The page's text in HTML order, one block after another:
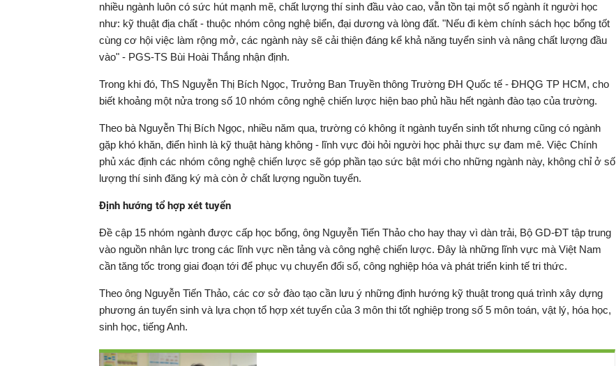
nhiều ngành luôn có sức hút mạnh mẽ, chất lượng thí sinh đầu vào cao, vẫn tồn tại một số ngành ít người học
như: kỹ thuật địa chất - thuộc nhóm công nghệ biển, đại dương và lòng đất. "Nếu đi kèm chính sách học bổng tốt
cùng cơ hội việc làm rộng mở, các ngành này sẽ cải thiện đáng kể khả năng tuyển sinh và nâng chất lượng đầu
vào" - PGS-TS Bùi Hoài Thắng nhận định.
Trong khi đó, ThS Nguyễn Thị Bích Ngọc, Trưởng Ban Truyền thông Trường ĐH Quốc tế - ĐHQG TP HCM, cho
biết khoảng một nửa trong số 10 nhóm công nghệ chiến lược hiện bao phủ hầu hết ngành đào tạo của trường.
Theo bà Nguyễn Thị Bích Ngọc, nhiều năm qua, trường có không ít ngành tuyển sinh tốt nhưng cũng có ngành
gặp khó khăn, điển hình là kỹ thuật hàng không - lĩnh vực đòi hỏi người học phải thực sự đam mê. Việc Chính
phủ xác định các nhóm công nghệ chiến lược sẽ góp phần tạo sức bật mới cho những ngành này, không chỉ ở số
lượng thí sinh đăng ký mà còn ở chất lượng nguồn tuyển.
Định hướng tổ hợp xét tuyển
Đề cập 15 nhóm ngành được cấp học bổng, ông Nguyễn Tiến Thảo cho hay thay vì dàn trải, Bộ GD-ĐT tập trung
vào nguồn nhân lực trong các lĩnh vực nền tảng và công nghệ chiến lược. Đây là những lĩnh vực mà Việt Nam
cần tăng tốc trong giai đoạn tới để phục vụ chuyển đổi số, công nghiệp hóa và phát triển kinh tế tri thức.
Theo ông Nguyễn Tiến Thảo, các cơ sở đào tạo cần lưu ý những định hướng kỹ thuật trong quá trình xây dựng
phương án tuyển sinh và lựa chọn tổ hợp xét tuyển của 3 môn thi tốt nghiệp trong số 5 môn toán, vật lý, hóa học,
sinh học, tiếng Anh.